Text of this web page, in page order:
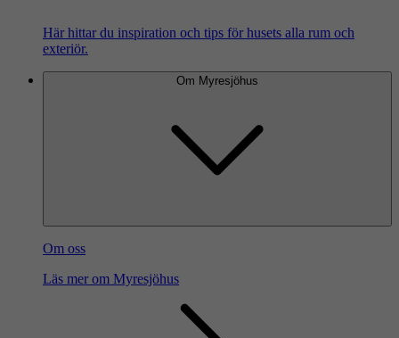
Här hittar du inspiration och tips för husets alla rum och
exteriör.
Om Myresjöhus
Om oss
Läs mer om Myresjöhus